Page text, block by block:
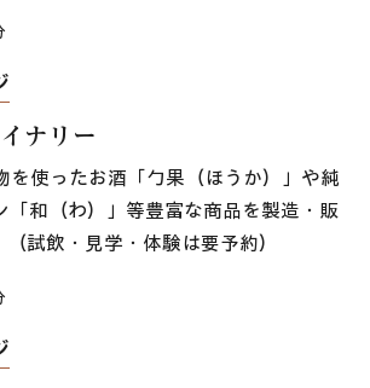
ナリー
を使ったお酒「勹果（ほうか）」や純
「和（わ）」等豊富な商品を製造・販
（試飲・見学・体験は要予約）